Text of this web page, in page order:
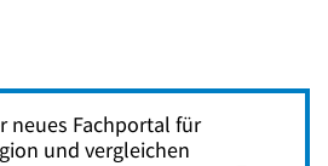
neues Fachportal für
und vergleichen